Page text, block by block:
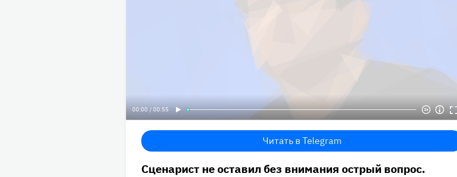
00:00 / 00:55
Читать в Telegram
Сценарист не оставил без внимания острый вопрос.